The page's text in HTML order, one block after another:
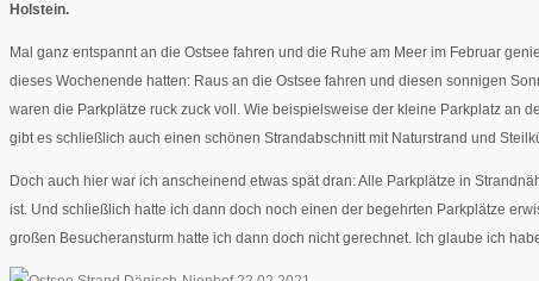
Holstein.
Mal ganz entspannt an die Ostsee fahren und die Ruhe am Meer im Februar
dieses Wochenende hatten: Raus an die Ostsee fahren und diesen sonnigen
waren die Parkplätze ruck zuck voll. Wie beispielsweise der kleine Parkplatz an
gibt es schließlich auch einen schönen Strandabschnitt mit Naturstrand und
Doch auch hier war ich anscheinend etwas spät dran: Alle Parkplätze in
ist. Und schließlich hatte ich dann doch noch einen der begehrten Parkplätze
großen Besucheransturm hatte ich dann doch nicht gerechnet. Ich glaube ich